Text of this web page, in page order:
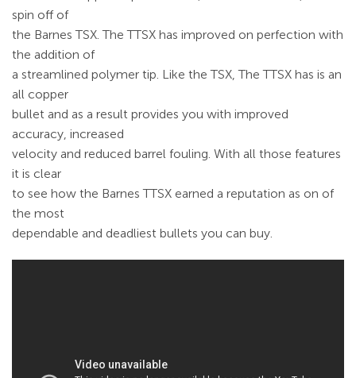
spin off of
the Barnes TSX. The TTSX has improved on perfection with
the addition of
a streamlined polymer tip. Like the TSX, The TTSX has is an
all copper
bullet and as a result provides you with improved
accuracy, increased
velocity and reduced barrel fouling. With all those features
it is clear
to see how the Barnes TTSX earned a reputation as on of
the most
dependable and deadliest bullets you can buy.